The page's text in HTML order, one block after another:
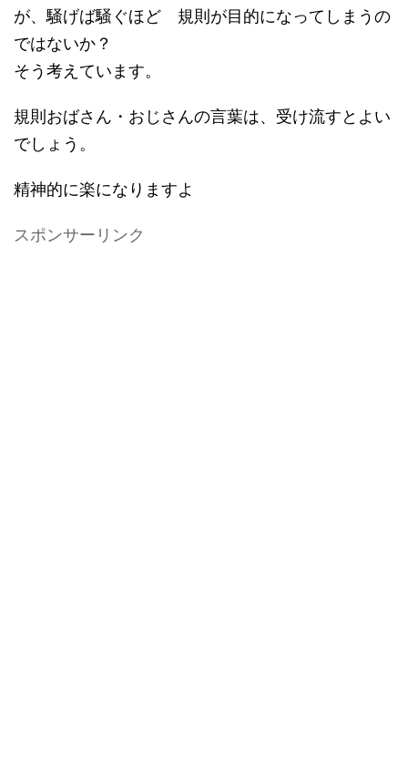
が、騒げば騒ぐほど 規則が目的になってしまうの
ではないか？
そう考えています。
規則おばさん・おじさんの言葉は、受け流すとよい
でしょう。
精神的に楽になりますよ
スポンサーリンク